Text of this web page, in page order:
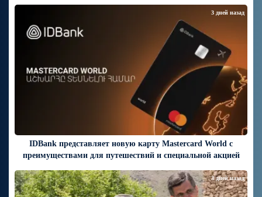
IDBank представляет новую карту Mastercard World с
преимуществами для путешествий и специальной акцией
3 дней назад
3 дней назад